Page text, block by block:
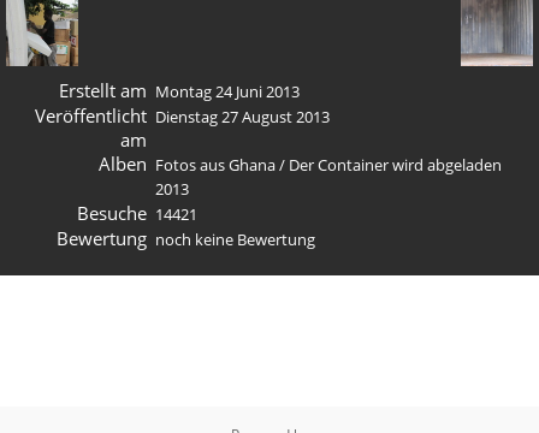
Erstellt am Montag 24 Juni 2013
Veröffentlicht
am
Dienstag 27 August 2013
Alben Fotos aus Ghana/ Der Container wird abgeladen
2013
Besuche 14421
Bewertung noch keine Bewertung